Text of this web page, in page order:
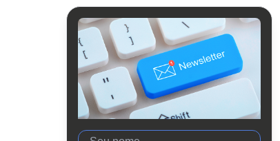
adolescência
O trabalho do jovem e as leis
brasileiras nos dias atuais
A aprendizagem e trabalho na
juventude
Os programas de aprendiz
Os estágios